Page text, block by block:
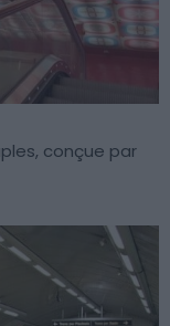
conçue par